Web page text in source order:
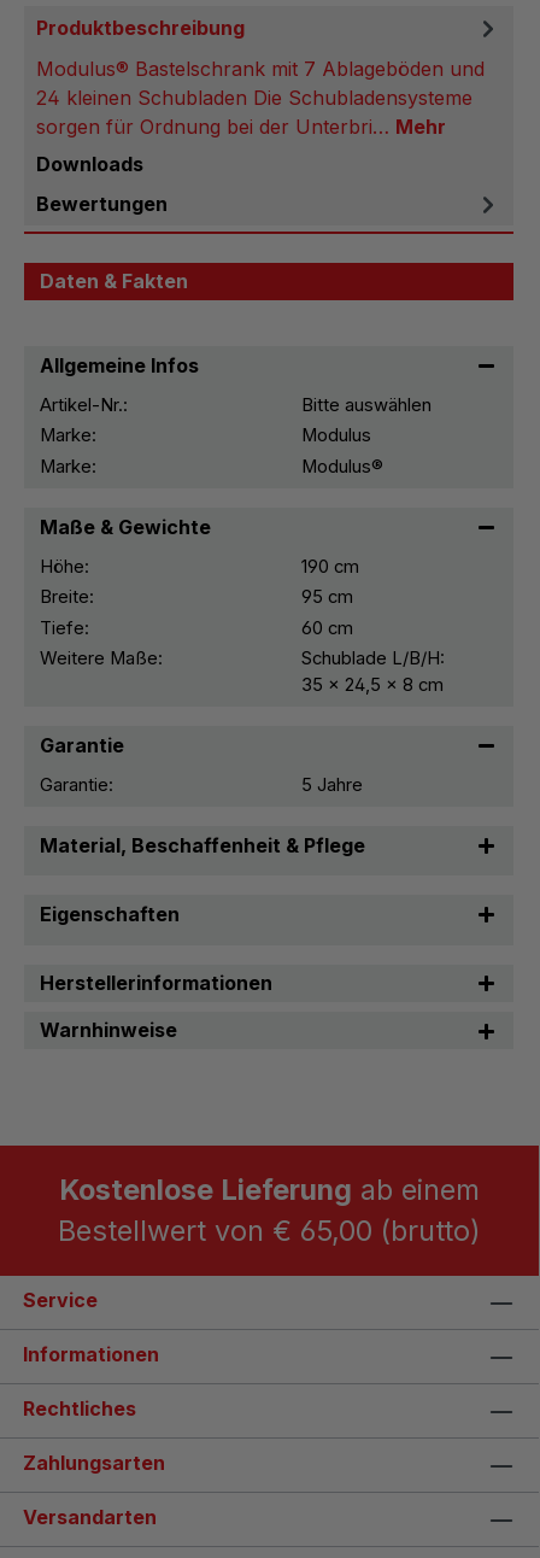
Produktbeschreibung
Modulus® Bastelschrank mit 7 Ablageböden und
24 kleinen Schubladen Die Schubladensysteme
sorgen für Ordnung bei der Unterbri… Mehr
Downloads
Bewertungen
Daten & Fakten
Allgemeine Infos
Artikel-Nr.:
Bitte auswählen
Marke:
Modulus
Marke:
Modulus®
Maße & Gewichte
Höhe:
190 cm
Breite:
95 cm
Tiefe:
60 cm
Weitere Maße:
Schublade L/B/H:
35 x 24,5 x 8 cm
Garantie
Garantie: 5 Jahre
Material, Beschaffenheit & Pflege
Eigenschaften
Herstellerinformationen
Warnhinweise
Kostenlose Lieferung ab einem
Bestellwert von € 65,00 (brutto)
Service
Informationen
Rechtliches
Zahlungsarten
Versandarten